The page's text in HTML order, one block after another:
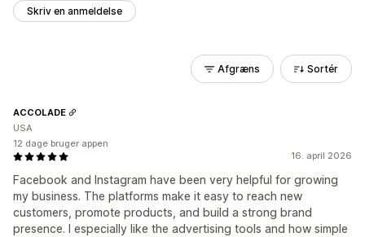
Skriv en anmeldelse
Afgræns Sortér
16. april 2026
Facebook and Instagram have been very helpful for growing
my business. The platforms make it easy to reach new
customers, promote products, and build a strong brand
presence. I especially like the advertising tools and how simple
ACCOLADE
USA
12 dage bruger appen